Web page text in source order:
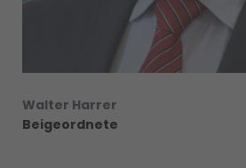
Walter Harrer
Beigeordnete